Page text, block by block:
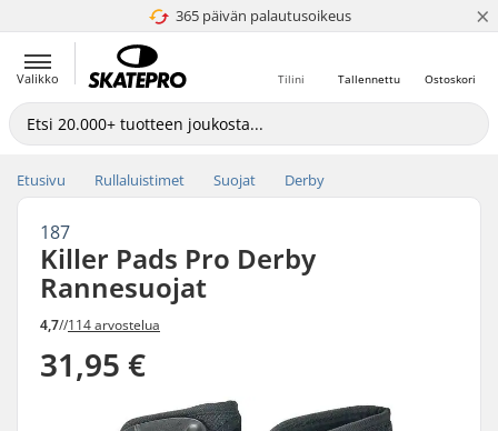
365 päivän palautusoikeus
4.8 / 5 ×
Valikko Ostoskori
Tallennettu
Tilini
Etusivu Rullaluistimet Suojat Derby
187
Killer Pads Pro Derby
Rannesuojat
4,7//114 arvostelua
31,95 €